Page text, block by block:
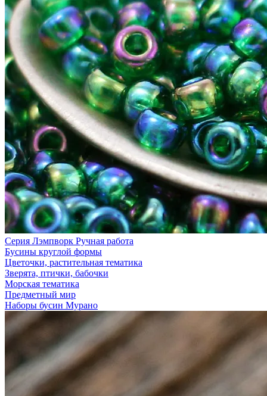
Серия Лэмпворк Ручная работа
Бусины круглой формы
Цветочки, растительная тематика
Зверята, птички, бабочки
Морская тематика
Предметный мир
Наборы бусин Мурано